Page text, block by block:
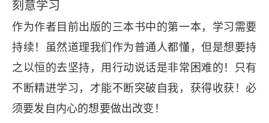
刻意学习
作为作者目前出版的三本书中的第一本，学习需要
持续！虽然道理我们作为普通人都懂，但是想要持
之以恒的去坚持，用行动说话是非常困难的！只有
不断精进学习，才能不断突破自我，获得收获！必
须要发自内心的想要做出改变！